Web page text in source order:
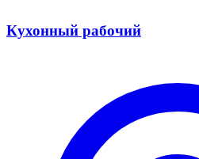
Кухонный рабочий